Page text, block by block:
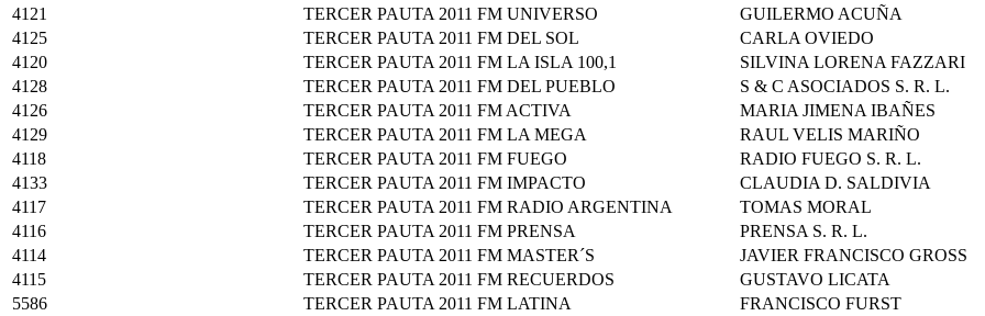
4121
TERCER PAUTA 2011 FM UNIVERSO GUILERMO ACUÑA
4125
TERCER PAUTA 2011 FM DEL SOL CARLA OVIEDO
4120
TERCER PAUTA 2011 FM LA ISLA 100,1 SILVINA LORENA FAZZARI
4128
TERCER PAUTA 2011 FM DEL PUEBLO S & C ASOCIADOS S. R. L.
4126
TERCER PAUTA 2011 FM ACTIVA MARIA JIMENA IBAÑES
4129
TERCER PAUTA 2011 FM LA MEGA RAUL VELIS MARIÑO
4118
TERCER PAUTA 2011 FM FUEGO RADIO FUEGO S. R. L.
4133
TERCER PAUTA 2011 FM IMPACTO CLAUDIA D. SALDIVIA
4117
TERCER PAUTA 2011 FM RADIO ARGENTINA TOMAS MORAL
4116
TERCER PAUTA 2011 FM PRENSA PRENSA S. R. L.
4114
TERCER PAUTA 2011 FM MASTER´S JAVIER FRANCISCO GROSS
4115
TERCER PAUTA 2011 FM RECUERDOS GUSTAVO LICATA
5586
TERCER PAUTA 2011 FM LATINA FRANCISCO FURST